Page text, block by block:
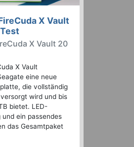
X Vault
X Vault 20
X Vault
eine neue
die vollständig
wird und bis
bietet. LED-
und ein passendes
das Gesamtpaket